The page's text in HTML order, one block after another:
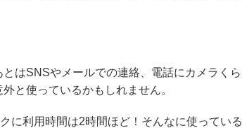
はSNSやメールでの連絡、電話にカメラくら
と使っているかもしれません。
に利用時間は2時間ほど！そんなに使っている